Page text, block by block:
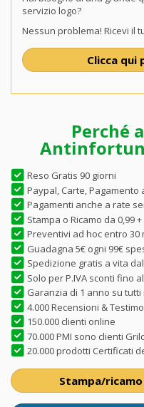
servizio logo?
Nessun problema! Ricevi il
Clicca
Perché
Reso Gratis 90 giorni
Paypal, Carte, Pagamento
Pagamenti anche a rate
Stampa o Ricamo da 0,99
Preventivi ad hoc entro 30
Guadagna 5€ ogni 99€
Spedizione gratis a vita
Solo per P.IVA sconti fino
Garanzia di 1 anno su tutti
4.000 Recensioni &
150.000 clienti online
70.000 PMI sono clienti
20.000 prodotti Certificati
Stampa/